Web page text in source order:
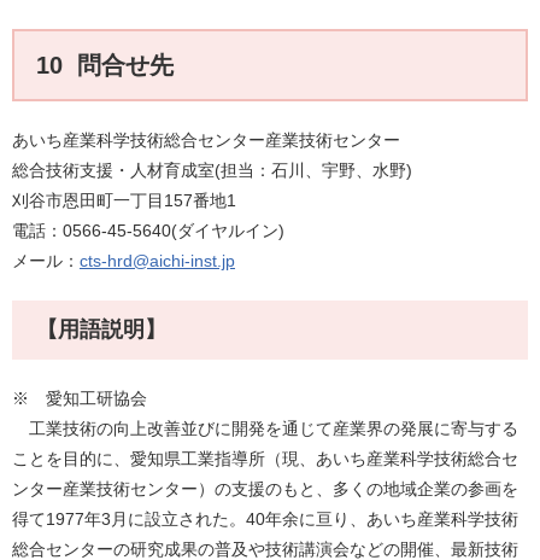
10 問合せ先
あいち産業科学技術総合センター産業技術センター
総合技術支援・人材育成室(担当：石川、宇野、水野)
刈谷市恩田町一丁目157番地1
電話：0566-45-5640(ダイヤルイン)
メール： cts-hrd@aichi-inst.jp
【用語説明】
※ 愛知工研協会
工業技術の向上改善並びに開発を通じて産業界の発展に寄与する
ことを目的に、愛知県工業指導所（現、あいち産業科学技術総合セ
ンター産業技術センター）の支援のもと、多くの地域企業の参画を
得て1977年3月に設立された。40年余に亘り、あいち産業科学技術
総合センターの研究成果の普及や技術講演会などの開催、最新技術